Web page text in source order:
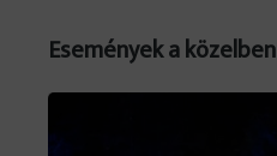
Események a közelben